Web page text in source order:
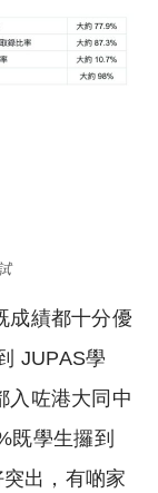
成績都十分優
JUPAS學
入咗港大同中
既學生攞到
出，有啲家